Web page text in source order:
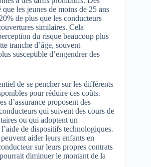
les jeunes de moins de 25 ans
de plus que les conducteurs
similaires. Cela
du risque beaucoup plus
tranche d’âge, souvent
susceptible d’engendrer des
de se pencher sur les différents
pour réduire ces coûts.
d’assurance proposent des
qui suivent des cours de
ou qui adoptent un
de dispositifs technologiques.
aider leurs enfants en
sur leurs propres contrats
diminuer le montant de la